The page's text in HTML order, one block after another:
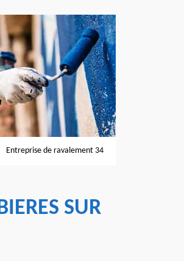
Entreprise de ravalement 34
SUR